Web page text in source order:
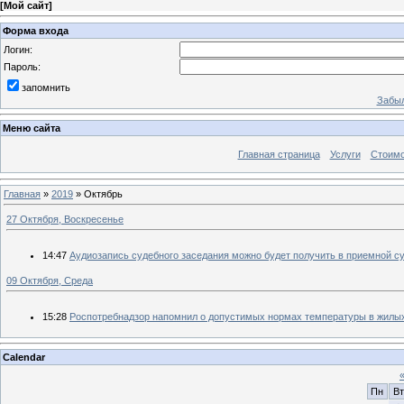
[Мой сайт]
Форма входа
Логин:
Пароль:
запомнить
Меню сайта
Главная страница Услуги
Главная » 2019 » Октябрь
27 Октября, Воскресенье
14:47 Аудиозапись судебного заседания можно будет получить в приемной
09 Октября, Среда
15:28 Роспотребнадзор напомнил о допустимых нормах температуры в
Calendar
«
Пн
Вт